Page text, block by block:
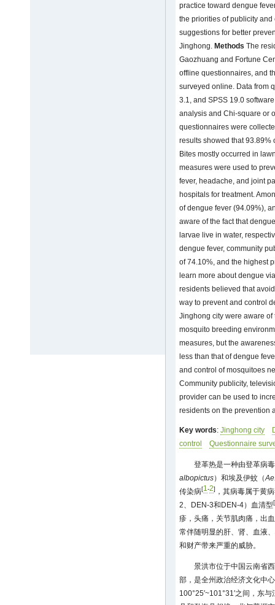
practice toward dengue
the priorities of publicity
suggestions for better
Jinghong. Methods The
Gaozhuang and Fortune
offline questionnaires, and
surveyed online. Data from
3.1, and SPSS 19.0
analysis and Chi-square or
questionnaires were
results showed that 93.89%
Bites mostly occurred in
measures were used to
fever, headache, and joint
hospitals for treatment.
of dengue fever (94.09%),
aware of the fact that
larvae live in water,
dengue fever, community
of 74.10%, and the highest
learn more about dengue
residents believed that
way to prevent and control
Jinghong city were aware
mosquito breeding
measures, but the
less than that of dengue
and control of mosquitoes
Community publicity,
provider can be used to
residents on the prevention
Key words: Jinghong city
control
Questionnaire
登革热是一种由登革病
albopictus）和埃及伊蚊（
传染病[1 -2] ，其病毒属于黄
2、DEN-3和DEN-4）血清型[
疹，头痛，关节肌肉痛，出
常伴随明显的肝、肾、血液
和财产带来严重的威胁。
景洪市位于中国云南省
部，是全州政治经济文化中
100°25′~101°31′之间，东